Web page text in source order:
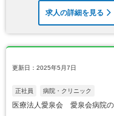
求人の詳細を見る
更新日：2025年5月7日
正社員 病院・クリニック
医療法人愛泉会 愛泉会病院の